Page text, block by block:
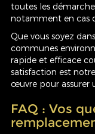
toutes les
notamment en cas
Que vous soyez
communes
rapide et efficace
satisfaction est
œuvre pour assurer
FAQ : Vos